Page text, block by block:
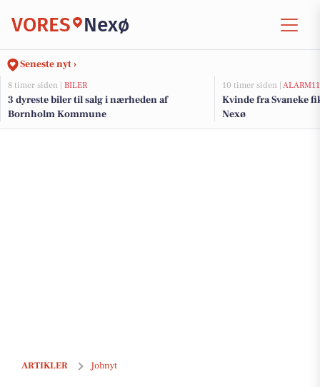
VORES Nexø
Seneste nyt ›
8 timer siden | BILER
3 dyreste biler til salg i nærheden af
Bornholm Kommune
10 timer siden |
Kvinde fra Svaneke
Nexø
ARTIKLER Jobnyt
Pædagogmedhjælper til naturskøn børnehave med fokus på nærvær